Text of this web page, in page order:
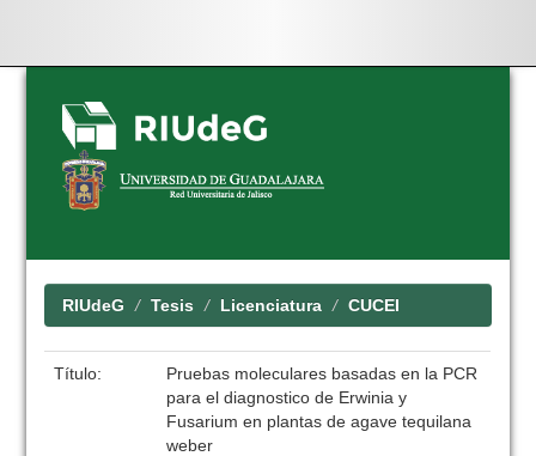
Skip
navigation
RIUdeG Tesis Licenciatura CUCEI
Título:
Pruebas moleculares basadas en la PCR
para el diagnostico de Erwinia y
Fusarium en plantas de agave tequilana
weber